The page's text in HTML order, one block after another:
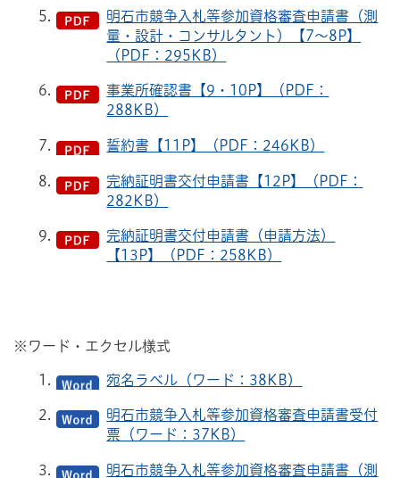
明石市競争入札等参加資格審査申請書（測
量・設計・コンサルタント）【7～8P】
（PDF：295KB）
事業所確認書【9・10P】（PDF：
288KB）
誓約書【11P】（PDF：246KB）
完納証明書交付申請書【12P】（PDF：
282KB）
完納証明書交付申請書（申請方法）
【13P】（PDF：258KB）
※ワード・エクセル様式
宛名ラベル（ワード：38KB）
明石市競争入札等参加資格審査申請書受付
票（ワード：37KB）
明石市競争入札等参加資格審査申請書（測